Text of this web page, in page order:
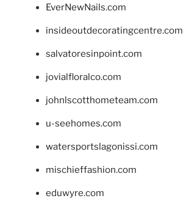
EverNewNails.com
insideoutdecoratingcentre.com
salvatoresinpoint.com
jovialfloralco.com
johnlscotthometeam.com
u-seehomes.com
watersportslagonissi.com
mischieffashion.com
eduwyre.com